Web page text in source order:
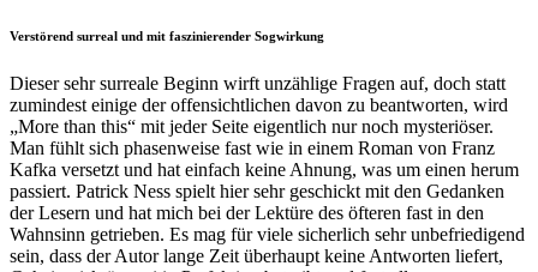
Verstörend surreal und mit faszinierender Sogwirkung
Dieser sehr surreale Beginn wirft unzählige Fragen auf, doch statt
zumindest einige der offensichtlichen davon zu beantworten, wird
„More than this“ mit jeder Seite eigentlich nur noch mysteriöser.
Man fühlt sich phasenweise fast wie in einem Roman von Franz
Kafka versetzt und hat einfach keine Ahnung, was um einen herum
passiert. Patrick Ness spielt hier sehr geschickt mit den Gedanken
der Lesern und hat mich bei der Lektüre des öfteren fast in den
Wahnsinn getrieben. Es mag für viele sicherlich sehr unbefriedigend
sein, dass der Autor lange Zeit überhaupt keine Antworten liefert,